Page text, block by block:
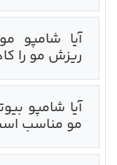
آیا شامپو
ریزش مو را
آیا شامپو
مو مناسب